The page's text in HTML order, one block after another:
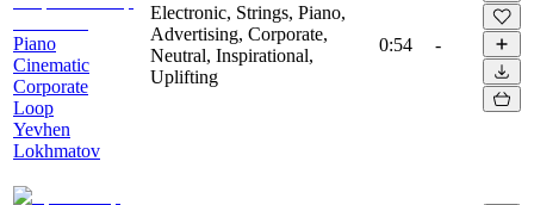
Piano
Cinematic
Corporate
Loop
Yevhen
Lokhmatov
Electronic, Strings, Piano,
Advertising, Corporate,
Neutral, Inspirational,
Uplifting
0:54 -